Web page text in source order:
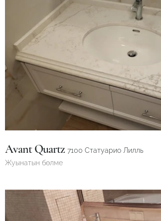
Avant Quartz 7100 Статуарио Лилль
Жуынатын бөлме